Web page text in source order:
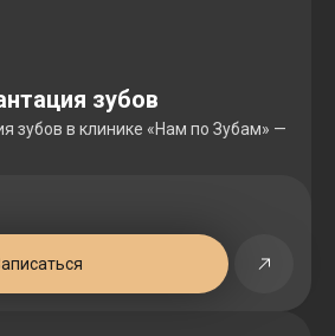
зубов
зубов в клинике «Нам по Зубам» —